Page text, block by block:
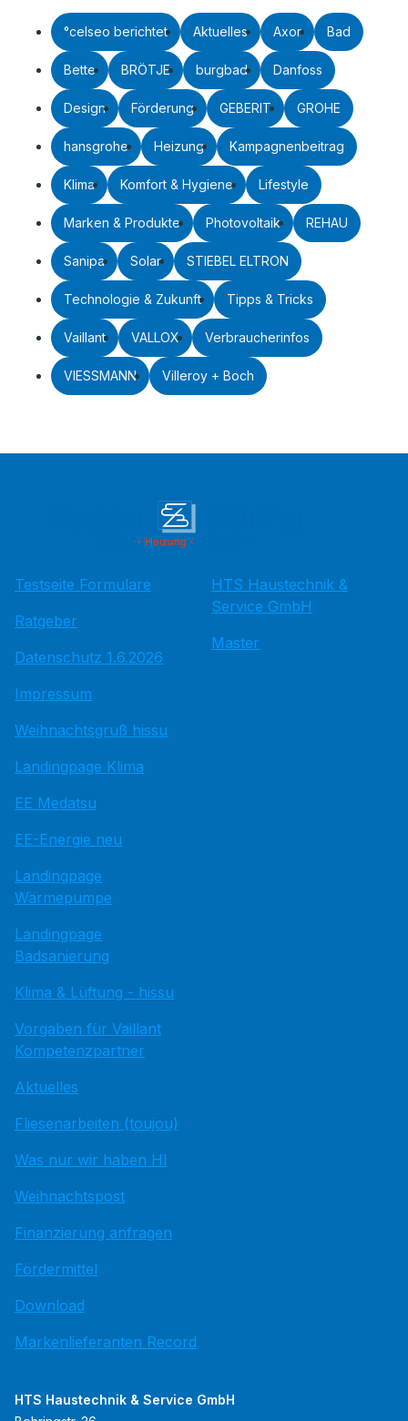
°celseo berichtet Aktuelles Axor Bad
Bette BRÖTJE burgbad Danfoss
Design Förderung GEBERIT GROHE
hansgrohe Heizung Kampagnenbeitrag
Klima Komfort & Hygiene Lifestyle
Marken & Produkte Photovoltaik REHAU
Sanipa Solar STIEBEL ELTRON
Technologie & Zukunft Tipps & Tricks
Vaillant VALLOX Verbraucherinfos
VIESSMANN Villeroy + Boch
Testseite Formulare
Ratgeber
Datenschutz 1.6.2026
Impressum
Weihnachtsgruß hissu
Landingpage Klima
EE Medatsu
EE-Energie neu
Landingpage
Wärmepumpe
Landingpage
Badsanierung
Klima & Lüftung - hissu
Vorgaben für Vaillant
Kompetenzpartner
Aktuelles
Fliesenarbeiten (toujou)
Was nur wir haben HI
Weihnachtspost
Finanzierung anfragen
Fördermittel
Download
Markenlieferanten Record
HTS Haustechnik &
Service GmbH
Master
HTS Haustechnik & Service GmbH